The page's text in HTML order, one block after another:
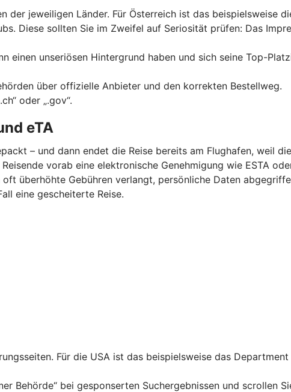
jeweiligen Länder. Für Österreich ist das beispielsweise
Diese sollten Sie im Zweifel auf Seriosität prüfen: Das
einen unseriösen Hintergrund haben und sich seine Top-
über offizielle Anbieter und den korrekten Bestellweg.
oder „.gov“.
eTA
– und dann endet die Reise bereits am Flughafen, weil
vorab eine elektronische Genehmigung wie ESTA
überhöhte Gebühren verlangt, persönliche Daten
eine gescheiterte Reise.
Für die USA ist das beispielsweise das
Behörde“ bei gesponserten Suchergebnissen und scrollen